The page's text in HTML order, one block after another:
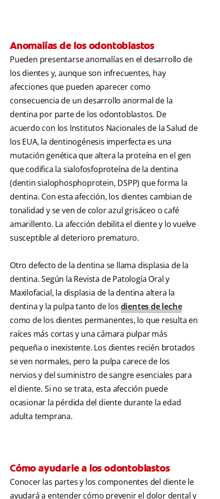
Anomalías de los odontoblastos
Pueden presentarse anomalías en el desarrollo de
los dientes y, aunque son infrecuentes, hay
afecciones que pueden aparecer como
consecuencia de un desarrollo anormal de la
dentina por parte de los odontoblastos. De
acuerdo con los Institutos Nacionales de la Salud de
los EUA, la dentinogénesis imperfecta es una
mutación genética que altera la proteína en el gen
que codifica la sialofosfoproteína de la dentina
(dentin sialophosphoprotein, DSPP) que forma la
dentina. Con esta afección, los dientes cambian de
tonalidad y se ven de color azul grisáceo o café
amarillento. La afección debilita el diente y lo vuelve
susceptible al deterioro prematuro.
Otro defecto de la dentina se llama displasia de la
dentina. Según la Revista de Patología Oral y
Maxilofacial, la displasia de la dentina altera la
dentina y la pulpa tanto de los dientes de leche
como de los dientes permanentes, lo que resulta en
raíces más cortas y una cámara pulpar más
pequeña o inexistente. Los dientes recién brotados
se ven normales, pero la pulpa carece de los
nervios y del suministro de sangre esenciales para
el diente. Si no se trata, esta afección puede
ocasionar la pérdida del diente durante la edad
adulta temprana.
Cómo ayudarle a los odontoblastos
Conocer las partes y los componentes del diente le
ayudará a entender cómo prevenir el dolor dental y